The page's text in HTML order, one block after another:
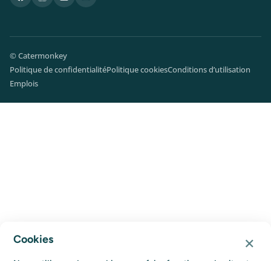
© Catermonkey
Politique de confidentialitéPolitique cookiesConditions d’utilisation
Emplois
Cookies ×